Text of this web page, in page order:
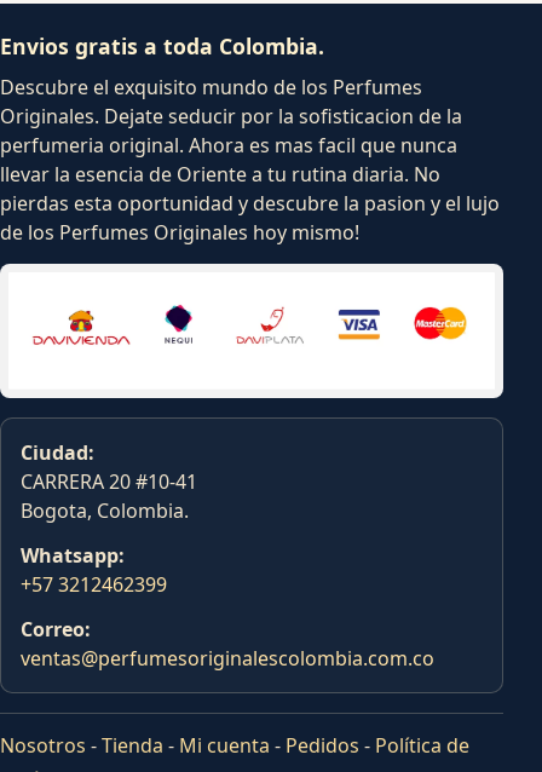
Envios gratis a toda Colombia.
Descubre el exquisito mundo de los Perfumes
Originales. Dejate seducir por la sofisticacion de la
perfumeria original. Ahora es mas facil que nunca
llevar la esencia de Oriente a tu rutina diaria. No
pierdas esta oportunidad y descubre la pasion y el lujo
de los Perfumes Originales hoy mismo!
Ciudad:
CARRERA 20 #10-41
Bogota, Colombia.
Whatsapp:
+57 3212462399
Correo:
ventas@perfumesoriginalescolombia.com.co
Nosotros -Tienda - Mi cuenta - Pedidos - Política de